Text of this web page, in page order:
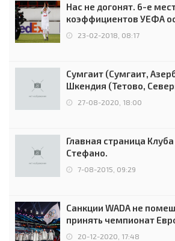
Нас не догонят. 6-е
коэффициентов УЕФА
Россией
23-02-2018, 08:17
Сумгаит (Сумгаит,
Шкендия (Тетово,
0:2 (0:0)
27-08-2020, 18:00
Главная страница
Стефано.
7-08-2015, 09:29
Санкции WADA не
принять чемпионат
чемпионов.
20-12-2020, 17:48